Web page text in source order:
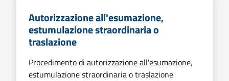
Autorizzazione all'esumazione,
estumulazione straordinaria o
traslazione
Procedimento di autorizzazione all'esumazione,
estumulazione straordinaria o traslazione